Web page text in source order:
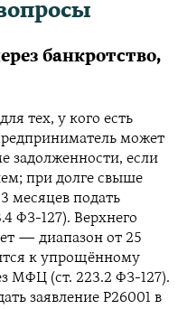
банкротство,
тех, у кого есть
может
задолженности, если
при долге свыше
месяцев подать
ФЗ-127). Верхнего
— диапазон от 25
к упрощённому
МФЦ (ст. 223.2 ФЗ-127).
заявление Р26001 в